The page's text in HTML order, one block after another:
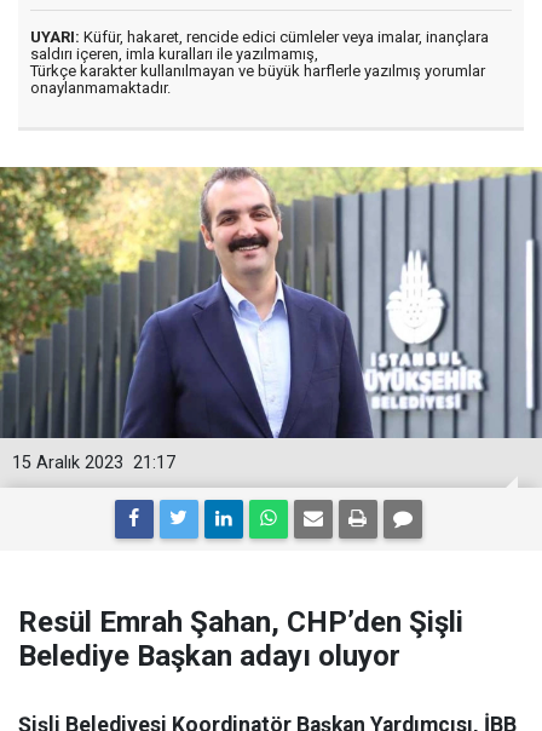
UYARI: Küfür, hakaret, rencide edici cümleler veya imalar, inançlara
saldırı içeren, imla kuralları ile yazılmamış,
Türkçe karakter kullanılmayan ve büyük harflerle yazılmış yorumlar
onaylanmamaktadır.
21:17
15 Aralık 2023
Resül Emrah Şahan, CHP’den Şişli
Belediye Başkan adayı oluyor
Şişli Belediyesi Koordinatör Başkan Yardımcısı, İBB